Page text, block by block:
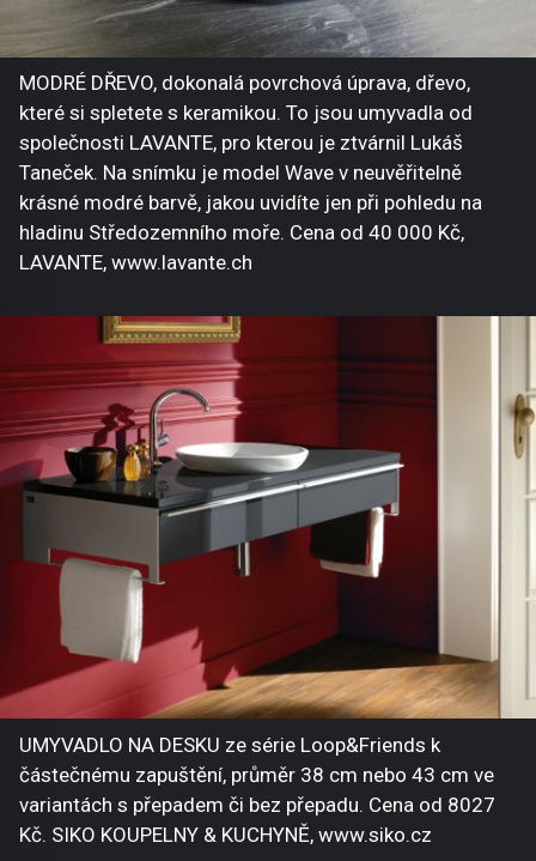
MODRÉ DŘEVO, dokonalá povrchová úprava, dřevo,
které si spletete s keramikou. To jsou umyvadla od
společnosti LAVANTE, pro kterou je ztvárnil Lukáš
Taneček. Na snímku je model Wave v neuvěřitelně
krásné modré barvě, jakou uvidíte jen při pohledu na
hladinu Středozemního moře. Cena od 40 000 Kč,
LAVANTE, www.lavante.ch
UMYVADLO NA DESKU ze série Loop&Friends k
částečnému zapuštění, průměr 38 cm nebo 43 cm ve
variantách s přepadem či bez přepadu. Cena od 8027
Kč. SIKO KOUPELNY & KUCHYNĚ, www.siko.cz